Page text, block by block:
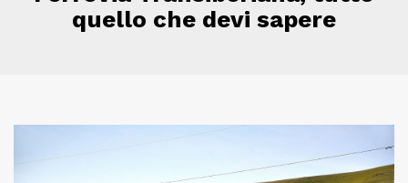
quello che devi sapere